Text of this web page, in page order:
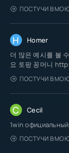
ПОСТУЧИ В
H Homer
더 많은 예시를 볼
요 토팡 꽁머니
ПОСТУЧИ В
C Cecil
1win
ПОСТУЧИ В